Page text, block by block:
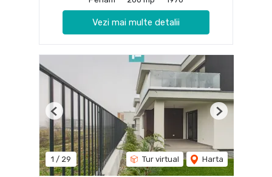
Vezi mai multe detalii
1 / 29 Tur virtual Harta
Previous Next